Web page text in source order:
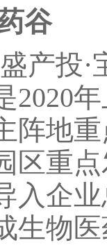
谷
产投
2020
阵地
区重
入企
生物